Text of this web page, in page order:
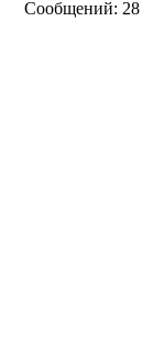
Сообщений: 28